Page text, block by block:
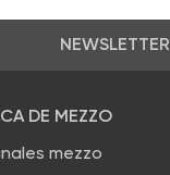
NEWSLETTER
DE MEZZO
mezzo